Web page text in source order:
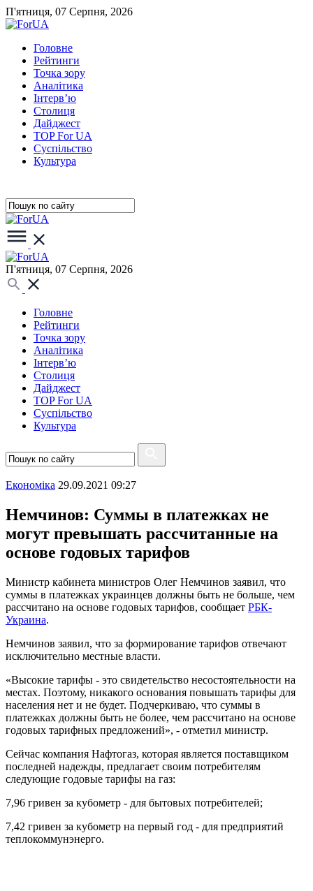
П'ятниця, 07 Серпня, 2026
Головне
Рейтинги
Точка зору
Аналітика
Інтерв’ю
Столиця
Дайджест
TOP For UA
Суспiльство
Культура
П'ятниця, 07 Серпня, 2026
Головне
Рейтинги
Точка зору
Аналітика
Інтерв’ю
Столиця
Дайджест
TOP For UA
Суспiльство
Культура
Економіка 29.09.2021 09:27
Немчинов: Суммы в платежках не
могут превышать рассчитанные на
основе годовых тарифов
Министр кабинета министров Олег Немчинов заявил, что
суммы в платежках украинцев должны быть не больше, чем
рассчитано на основе годовых тарифов, сообщает РБК-
Украина.
Немчинов заявил, что за формирование тарифов отвечают
исключительно местные власти.
«Высокие тарифы - это свидетельство несостоятельности на
местах. Поэтому, никакого основания повышать тарифы для
населения нет и не будет. Подчеркиваю, что суммы в
платежках должны быть не более, чем рассчитано на основе
годовых тарифных предложений», - отметил министр.
Сейчас компания Нафтогаз, которая является поставщиком
последней надежды, предлагает своим потребителям
следующие годовые тарифы на газ:
7,96 гривен за кубометр - для бытовых потребителей;
7,42 гривен за кубометр на первый год - для предприятий
теплокоммунэнерго.